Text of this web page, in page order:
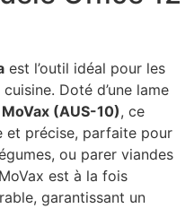
est l’outil idéal pour les
Doté d’une lame
(AUS-10), ce
et précise, parfaite pour
ou parer viandes
est à la fois
garantissant un